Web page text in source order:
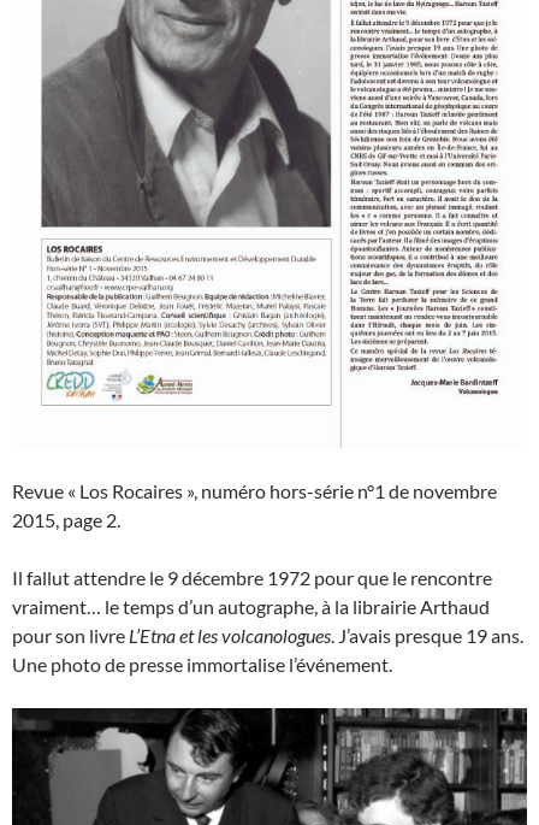
Revue « Los Rocaires », numéro hors-série n°1 de novembre
2015, page 2.
Il fallut attendre le 9 décembre 1972 pour que le rencontre
vraiment… le temps d’un autographe, à la librairie Arthaud
pour son livre L’Etna et les volcanologues. J’avais presque 19 ans.
Une photo de presse immortalise l’événement.